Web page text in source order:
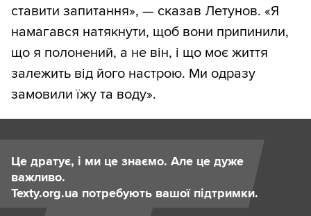
ставити запитання», — сказав Летунов. «Я
намагався натякнути, щоб вони припинили,
що я полонений, а не він, і що моє життя
залежить від його настрою. Ми одразу
замовили їжу та воду».
Це дратує, і ми це знаємо. Але це дуже
важливо.
Texty.org.ua потребують вашої підтримки.